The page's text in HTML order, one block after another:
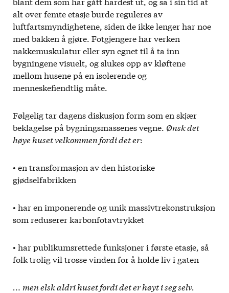
alt over femte etasje burde reguleres av
luftfartsmyndighetene, siden de ikke lenger har noe
med bakken å gjøre. Fotgjengere har verken
nakkemuskulatur eller syn egnet til å ta inn
bygningene visuelt, og slukes opp av kløftene
mellom husene på en isolerende og
menneskefiendtlig måte.
Følgelig tar dagens diskusjon form som en skjær
beklagelse på bygningsmassenes vegne. Ønsk det
høye huset velkommen fordi det er:
• en transformasjon av den historiske
gjødselfabrikken
• har en imponerende og unik massivtrekonstruksjon
som reduserer karbonfotavtrykket
• har publikumsrettede funksjoner i første etasje, så
folk trolig vil trosse vinden for å holde liv i gaten
… men elsk aldri huset fordi det er høyt i seg selv.